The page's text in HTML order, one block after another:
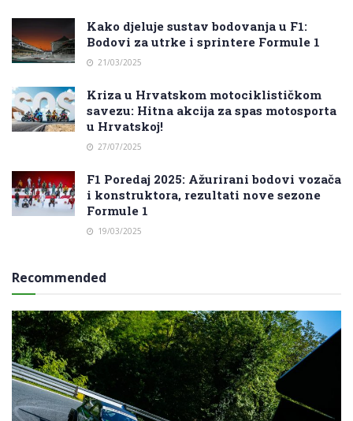
Kako djeluje sustav bodovanja u F1:
Bodovi za utrke i sprintere Formule 1
21/03/2025
Kriza u Hrvatskom motociklističkom
savezu: Hitna akcija za spas motosporta
u Hrvatskoj!
27/07/2025
F1 Poredaj 2025: Ažurirani bodovi vozača
i konstruktora, rezultati nove sezone
Formule 1
19/03/2025
Recommended